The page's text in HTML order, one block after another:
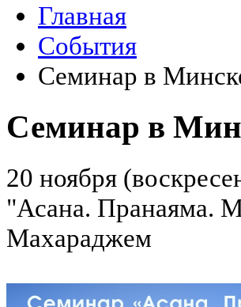
Главная
События
Семинар в
Семинар в
20 ноября
"Асана. Пранаяма.
Махараджем